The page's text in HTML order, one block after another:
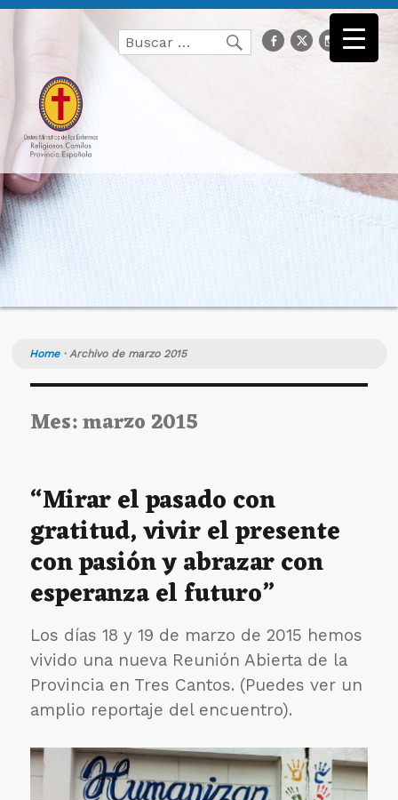
Buscar
por:
Buscarfacebook
Twitter
Home· Archivo de marzo 2015
Mes:marzo 2015
“Mirar el pasado con
gratitud, vivir el presente
con pasión y abrazar con
esperanza el futuro”
Los días 18 y 19 de marzo de 2015 hemos
vivido una nueva Reunión Abierta de la
Provincia en Tres Cantos. (Puedes ver un
amplio reportaje del encuentro).